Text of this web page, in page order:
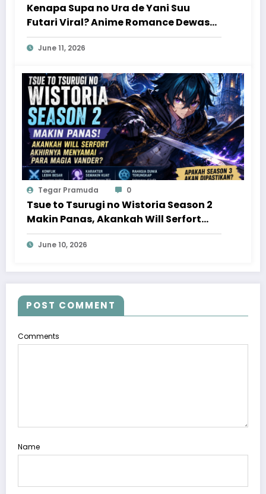
Kenapa Supa no Ura de Yani Suu
Futari Viral? Anime Romance Dewasa
yang Bikin Penonton Ketagihan
June 11, 2026
Tegar Pramuda 0
Tsue to Tsurugi no Wistoria Season 2
Makin Panas, Akankah Will Serfort
Akhirnya Menyamai Para Magia
Vander?
June 10, 2026
POST COMMENT
Comments
Name